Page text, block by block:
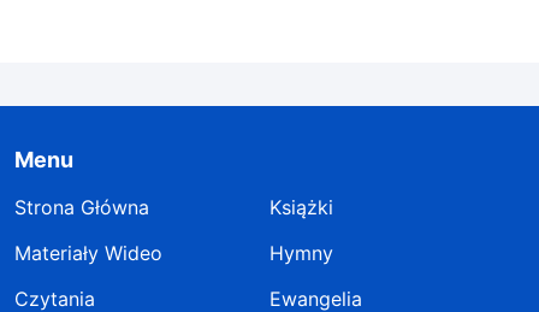
Menu
Strona Główna
Książki
Materiały Wideo
Hymny
Czytania
Ewangelia